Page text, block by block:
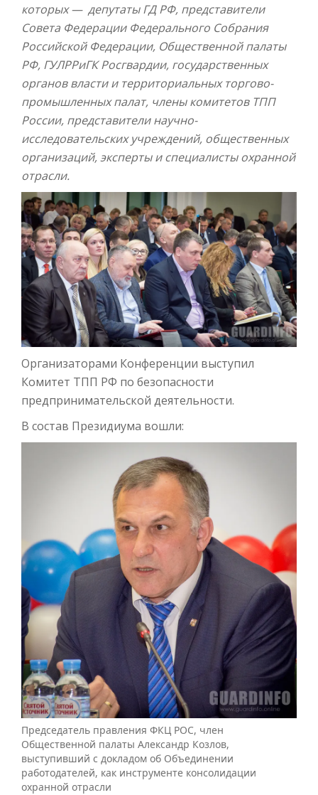
которых — депутаты ГД РФ, представители
Совета Федерации Федерального Собрания
Российской Федерации, Общественной палаты
РФ, ГУЛРРиГК Росгвардии, государственных
органов власти и территориальных торгово-
промышленных палат, члены комитетов ТПП
России, представители научно-
исследовательских учреждений, общественных
организаций, эксперты и специалисты охранной
отрасли.
Организаторами Конференции выступил
Комитет ТПП РФ по безопасности
предпринимательской деятельности.
В состав Президиума вошли:
Председатель правления ФКЦ РОС, член
Общественной палаты Александр Козлов,
выступивший с докладом об Объединении
работодателей, как инструменте консолидации
охранной отрасли